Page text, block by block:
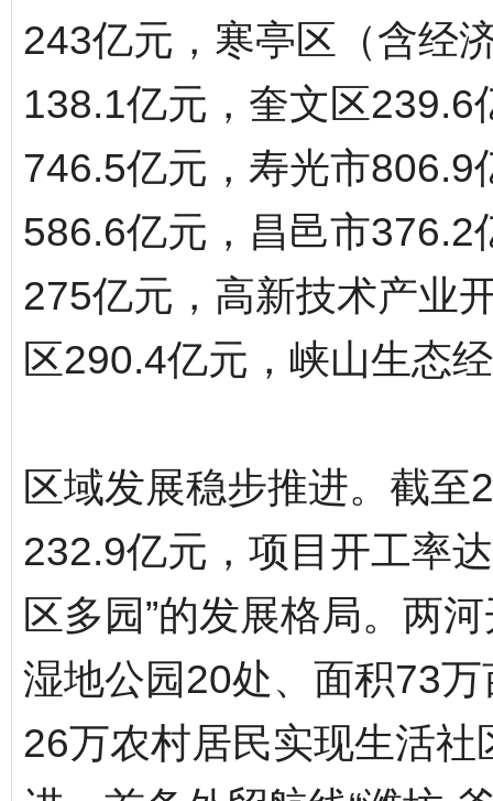
243亿元，寒亭区（含经
138.1亿元，奎文区
746.5亿元，寿光市806.9
586.6亿元，昌邑市376.2
275亿元，高新技术产业
区290.4亿元，峡山生态
区域发展稳步推进。截
232.9亿元，项目开工率
区多园”的发展格局。两
湿地公园20处、面积73
26万农村居民实现生活